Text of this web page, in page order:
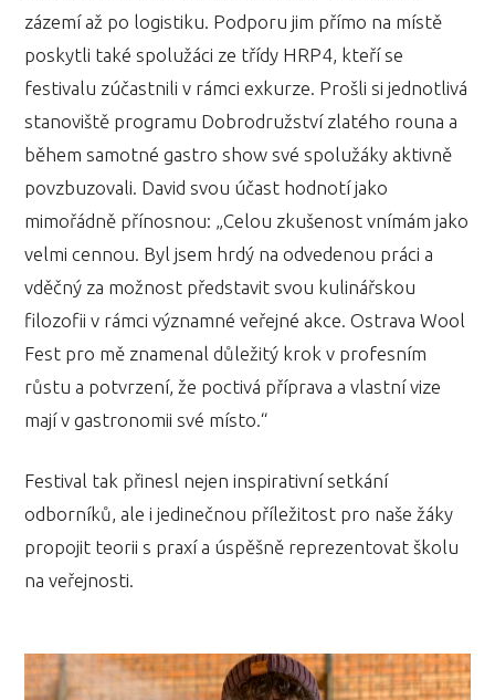
zázemí až po logistiku. Podporu jim přímo na místě
poskytli také spolužáci ze třídy HRP4, kteří se
festivalu zúčastnili v rámci exkurze. Prošli si jednotlivá
stanoviště programu Dobrodružství zlatého rouna a
během samotné gastro show své spolužáky aktivně
povzbuzovali. David svou účast hodnotí jako
mimořádně přínosnou: „Celou zkušenost vnímám jako
velmi cennou. Byl jsem hrdý na odvedenou práci a
vděčný za možnost představit svou kulinářskou
filozofii v rámci významné veřejné akce. Ostrava Wool
Fest pro mě znamenal důležitý krok v profesním
růstu a potvrzení, že poctivá příprava a vlastní vize
mají v gastronomii své místo.“
Festival tak přinesl nejen inspirativní setkání
odborníků, ale i jedinečnou příležitost pro naše žáky
propojit teorii s praxí a úspěšně reprezentovat školu
na veřejnosti.